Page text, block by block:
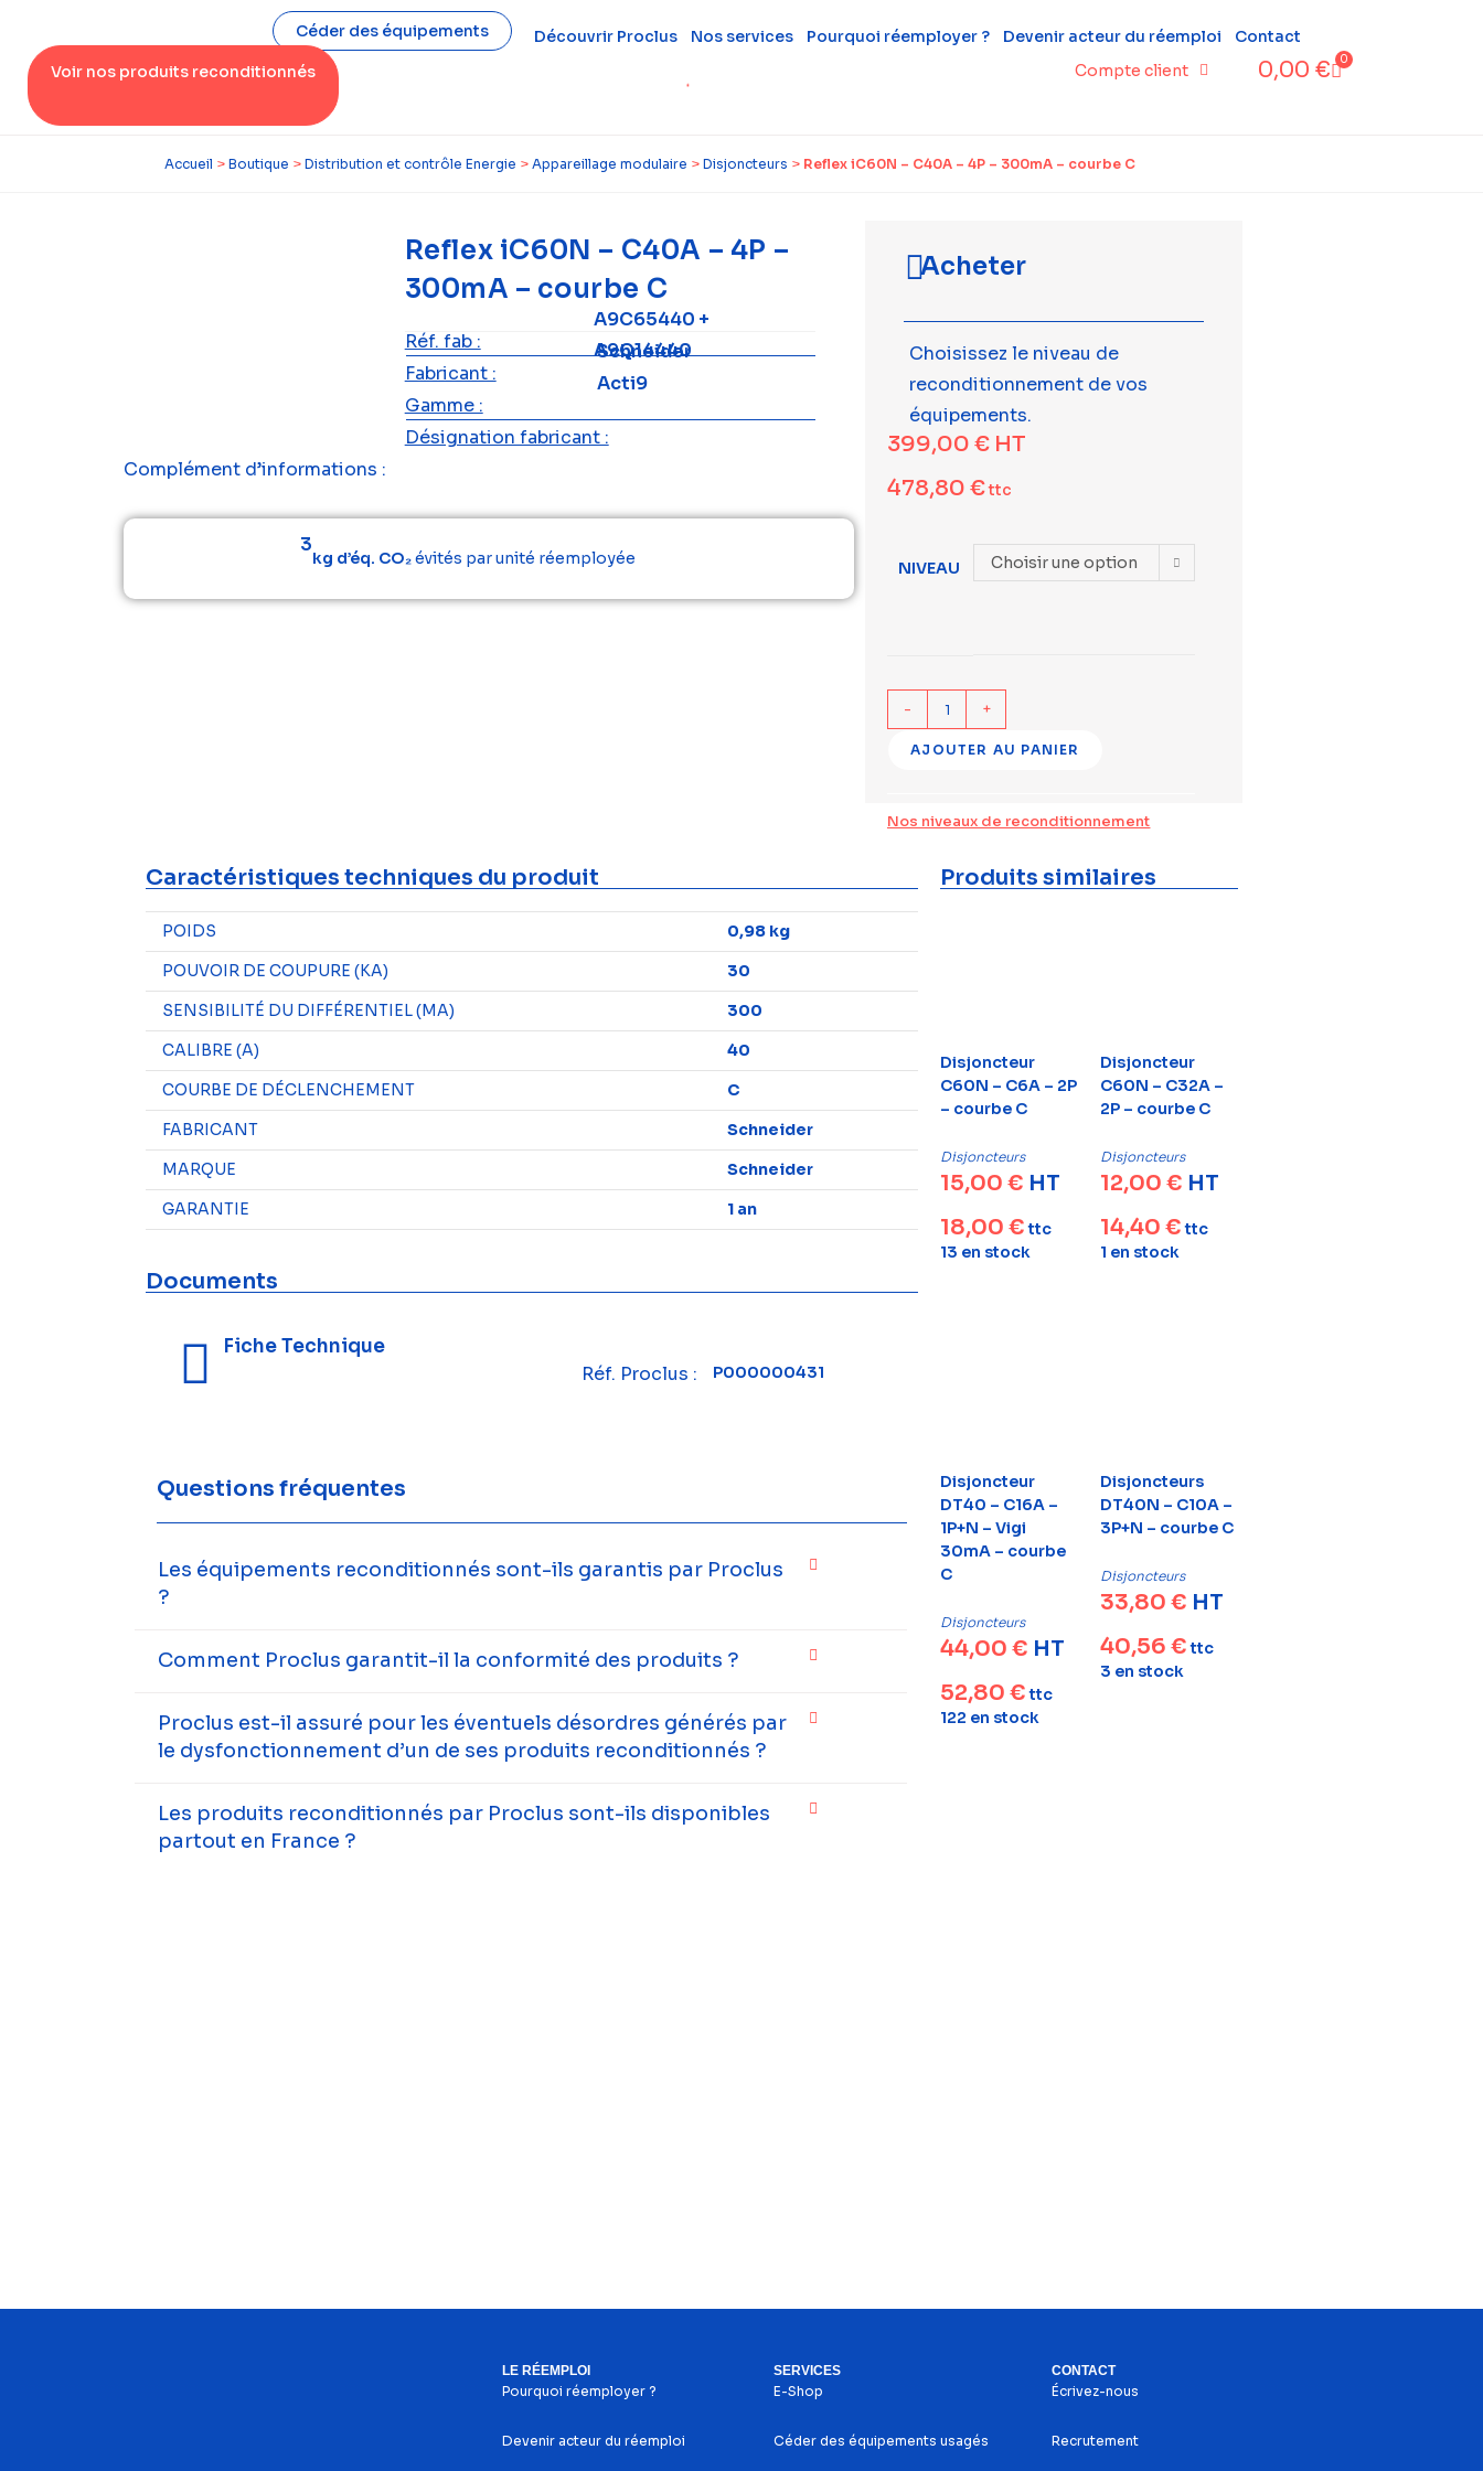
Céder des équipements Découvrir Proclus Nos services Pourquoi réemployer ? Devenir acteur du réemploi
Contact
Voir nos produits reconditionnés
Compte client 0,00 € 0
Accueil > Boutique > Distribution et contrôle Energie > Appareillage modulaire > Disjoncteurs > Reflex iC60N – C40A – 4P – 300mA – courbe C
Reflex iC60N – C40A – 4P –
300mA – courbe C
Réf. fab :
A9C65440 +
A9Q14440
Fabricant :
Schneider
Gamme :
Acti9
Désignation fabricant :
Complément d’informations :
3
kg d’éq. CO₂évités par unité réemployée
Acheter
Choisissez le niveau de
reconditionnement de vos
équipements.
399,00€ HT
478,80€ttc
NIVEAU Choisir une option
- +
AJOUTER AU PANIER
Nos niveaux de reconditionnement
Caractéristiques techniques du produit
POIDS
0,98 kg
POUVOIR DE COUPURE (KA)
30
SENSIBILITÉ DU DIFFÉRENTIEL (MA)
300
CALIBRE (A)
40
COURBE DE DÉCLENCHEMENT
C
FABRICANT
Schneider
MARQUE
Schneider
GARANTIE
1 an
Documents
Fiche Technique
Réf. Proclus :
P000000431
Questions fréquentes
Les équipements reconditionnés sont-ils garantis par Proclus
?
Comment Proclus garantit-il la conformité des produits ?
Proclus est-il assuré pour les éventuels désordres générés par
le dysfonctionnement d’un de ses produits reconditionnés ?
Les produits reconditionnés par Proclus sont-ils disponibles
partout en France ?
Produits similaires
Disjoncteur
C60N – C6A – 2P
– courbe C
Disjoncteurs
15,00 € HT
18,00 €ttc
13 en stock
Disjoncteur
C60N – C32A –
2P – courbe C
Disjoncteurs
12,00 € HT
14,40 €ttc
1 en stock
Disjoncteur
DT40 – C16A –
1P+N – Vigi
30mA – courbe
C
Disjoncteurs
44,00 € HT
52,80 €ttc
122 en stock
Disjoncteurs
DT40N – C10A –
3P+N – courbe C
Disjoncteurs
33,80 € HT
40,56 €ttc
3 en stock
LE RÉEMPLOI
Pourquoi réemployer ?
Devenir acteur du réemploi
SERVICES
E-Shop
Céder des équipements usagés
CONTACT
Écrivez-nous
Recrutement